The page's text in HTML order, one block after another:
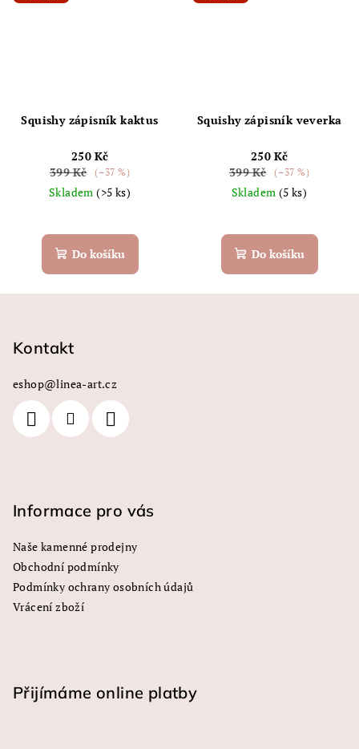
Squishy zápisník kaktus
250 Kč
399 Kč
(–37 %)
Skladem(>5 ks)
Do košíku
Squishy zápisník veverka
250 Kč
399 Kč
(–37 %)
Skladem (5 ks)
Do košíku
Kontakt
eshop@linea-art.cz
Informace pro vás
Naše kamenné prodejny
Obchodní podmínky
Podmínky ochrany osobních údajů
Vrácení zboží
Přijímáme online platby